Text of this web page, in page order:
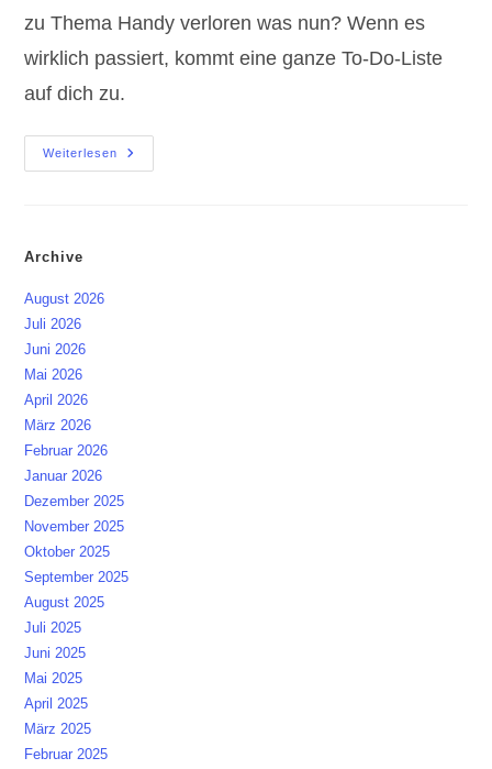
zu Thema Handy verloren was nun? Wenn es
wirklich passiert, kommt eine ganze To-Do-Liste
auf dich zu.
Weiterlesen
Handy
Verloren
Archive
August 2026
Juli 2026
Juni 2026
Mai 2026
April 2026
März 2026
Februar 2026
Januar 2026
Dezember 2025
November 2025
Oktober 2025
September 2025
August 2025
Juli 2025
Juni 2025
Mai 2025
April 2025
März 2025
Februar 2025